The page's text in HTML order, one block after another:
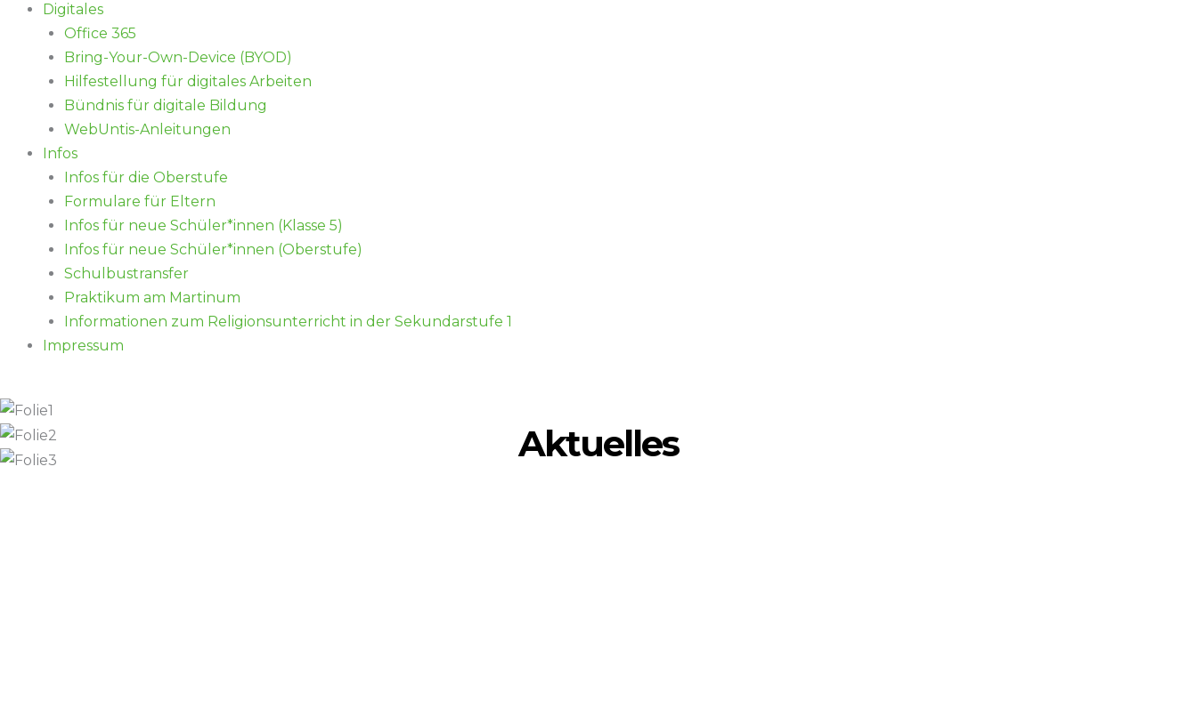
Digitales
Office 365
Bring-Your-Own-Device (BYOD)
Hilfestellung für digitales Arbeiten
Bündnis für digitale Bildung
WebUntis-Anleitungen
Infos
Infos für die Oberstufe
Formulare für Eltern
Infos für neue Schüler*innen (Klasse 5)
Infos für neue Schüler*innen (Oberstufe)
Schulbustransfer
Praktikum am Martinum
Informationen zum Religionsunterricht in der Sekundarstufe 1
Impressum
Aktuelles